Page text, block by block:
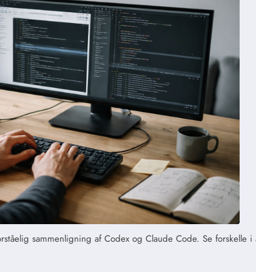
sammenligning af Codex og Claude Code. Se